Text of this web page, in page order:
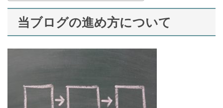
当ブログの進め方について